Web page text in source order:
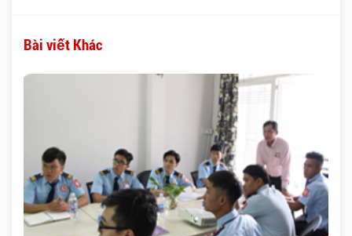
Bài viết Khác